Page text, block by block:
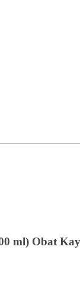
ml) Obat